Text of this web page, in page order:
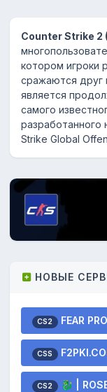
Counter Strike 2
котором игроки
сражаются друг
является
самого
разработанного
Strike Global
НОВЫЕ
CS2 FEAR
CSS
CS2 🐉 |